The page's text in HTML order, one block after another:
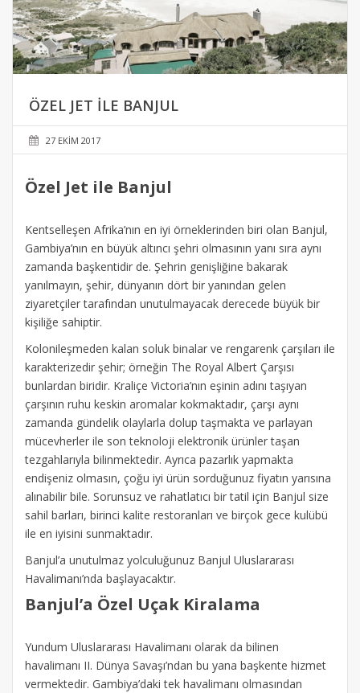
ÖZEL JET ILE BANJUL
27 EKIM 2017
Özel Jet ile Banjul
Kentselleşen Afrika’nın en iyi örneklerinden biri olan Banjul,
Gambiya’nın en büyük altıncı şehri olmasının yanı sıra aynı
zamanda başkentidir de. Şehrin genişliğine bakarak
yanılmayın, şehir, dünyanın dört bir yanından gelen
ziyaretçiler tarafından unutulmayacak derecede büyük bir
kişiliğe sahiptir.
Kolonileşmeden kalan soluk binalar ve rengarenk çarşıları ile
karakterizedir şehir; örneğin The Royal Albert Çarşısı
bunlardan biridir. Kraliçe Victoria’nın eşinin adını taşıyan
çarşının ruhu keskin aromalar kokmaktadır, çarşı aynı
zamanda gündelik olaylarla dolup taşmakta ve parlayan
mücevherler ile son teknoloji elektronik ürünler taşan
tezgahlarıyla bilinmektedir. Ayrıca pazarlık yapmakta
endişeniz olmasın, çoğu iyi ürün sorduğunuz fiyatın yarısına
alınabilir bile. Sorunsuz ve rahatlatıcı bir tatil için Banjul size
sahil barları, birinci kalite restoranları ve birçok gece kulübü
ile en iyisini sunmaktadır.
Banjul’a unutulmaz yolculuğunuz Banjul Uluslararası
Havalimanı’nda başlayacaktır.
Banjul’a Özel Uçak Kiralama
Yundum Uluslararası Havalimanı olarak da bilinen
havalimanı II. Dünya Savaşı’ndan bu yana başkente hizmet
vermektedir. Gambiya’daki tek havalimanı olmasından